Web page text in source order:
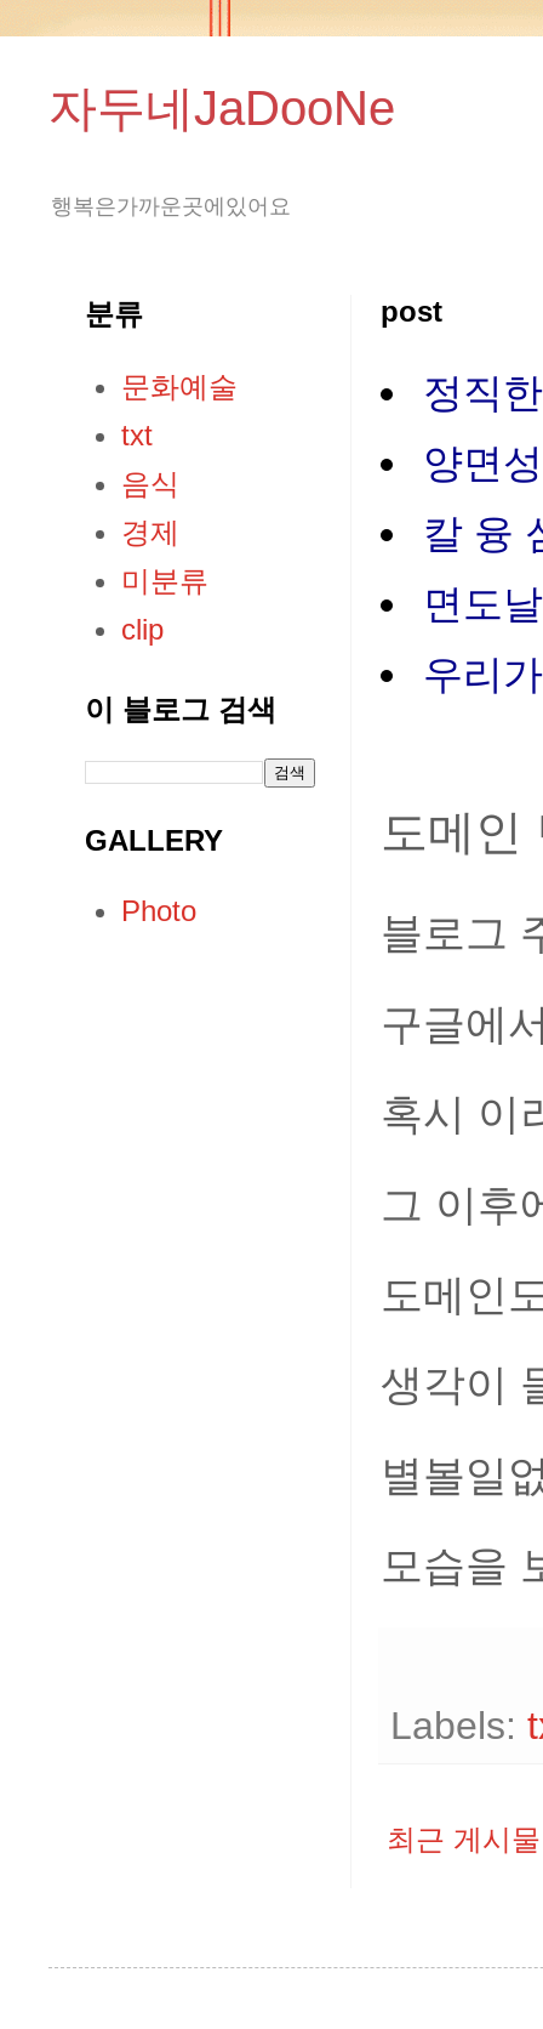
자두네JaDooNe
행복은가까운곳에있어요
post
정직
양면성
칼 융
면도
우리
도메인
블로그
구글에
혹시 이
그 이후
도메인
생각이
별볼일
모습을
Labels:
최근 게시물
분류
문화예술
txt
음식
경제
미분류
clip
이 블로그 검색
GALLERY
Photo